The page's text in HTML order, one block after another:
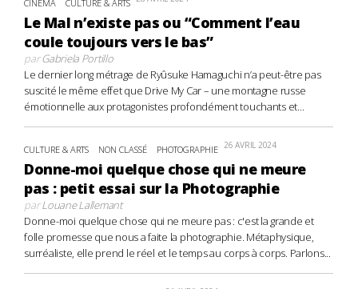
CINÉMA CULTURE & ARTS
Le Mal n’existe pas ou “Comment l’eau
coule toujours vers le bas”
parGabriela Portillo
Le dernier long métrage de Ryûsuke Hamaguchi n’a peut-être pas
suscité le même effet que Drive My Car – une montagne russe
émotionnelle aux protagonistes profondément touchants et...
CULTURE & ARTS NON CLASSÉ PHOTOGRAPHIE 26 AVRIL 2024
Donne-moi quelque chose qui ne meure
pas : petit essai sur la Photographie
parLouane Lallemant
Donne-moi quelque chose qui ne meure pas : c'est la grande et
folle promesse que nous a faite la photographie. Métaphysique,
surréaliste, elle prend le réel et le temps au corps à corps. Parlons...